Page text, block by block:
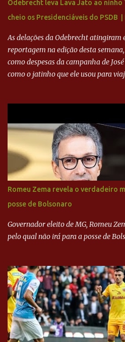
ADVOGADO DO CRUZEIRO NA SAF
CRUZEIRO - RONALDO COMPROU
Odebrecht leva Lava Jato ao
cheio os Presidenciáveis do PSDB
As delações da Odebrecht atingiram
reportagem na edição desta
como despesas da campanha de
como o jatinho que ele usou para
Executiva Nacional do PSDB (Valter
texto também põe fim a um
revista que o codinome “santo” que
empreiteira refere-se ao governador
Alckmin (PSDB) — nenhum deles,
diretamente com o paulista.
dinheiro da Odebrecht bancou a
mais... A Lava Jato chega ao PSDB |
Romeu Zema revela o verdadeiro
posse de Bolsonaro
Governador eleito de MG, Romeu
pelo qual não irá para a posse de